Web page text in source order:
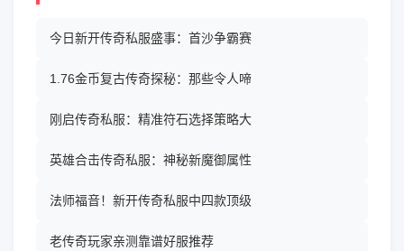
今日新开传奇私服盛事：首沙争霸赛
1.76金币复古传奇探秘：那些令人啼
刚启传奇私服：精准符石选择策略大
英雄合击传奇私服：神秘新魔御属性
法师福音！新开传奇私服中四款顶级
老传奇玩家亲测靠谱好服推荐